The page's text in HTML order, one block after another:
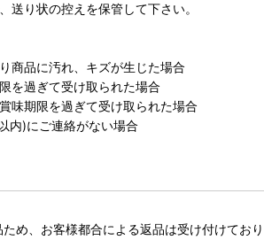
送り状の控えを保管して下さい。
商品に汚れ、キズが生じた場合
を過ぎて受け取られた場合
味期限を過ぎて受け取られた場合
内)にご連絡がない場合
め、お客様都合による返品は受け付けており